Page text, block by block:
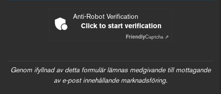
Anti-Robot Verification
Click to start verification
FriendlyCaptcha ⇗
Genom ifyllnad av detta formulär lämnas medgivande till mottagande
av e-post innehållande marknadsföring.